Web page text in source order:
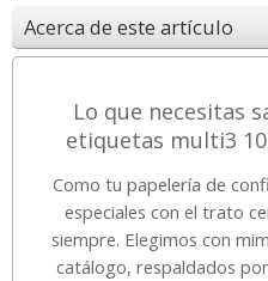
Acerca de este artículo
Lo que necesitas
etiquetas multi3
Como tu papelería de
especiales con el trato
siempre. Elegimos con
catálogo, respaldados